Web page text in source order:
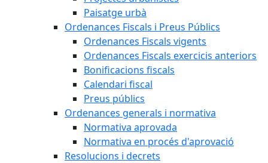
Paisatge urbà
Ordenances Fiscals i Preus Públics
Ordenances Fiscals vigents
Ordenances Fiscals exercicis anteriors
Bonificacions fiscals
Calendari fiscal
Preus públics
Ordenances generals i normativa
Normativa aprovada
Normativa en procés d'aprovació
Resolucions i decrets